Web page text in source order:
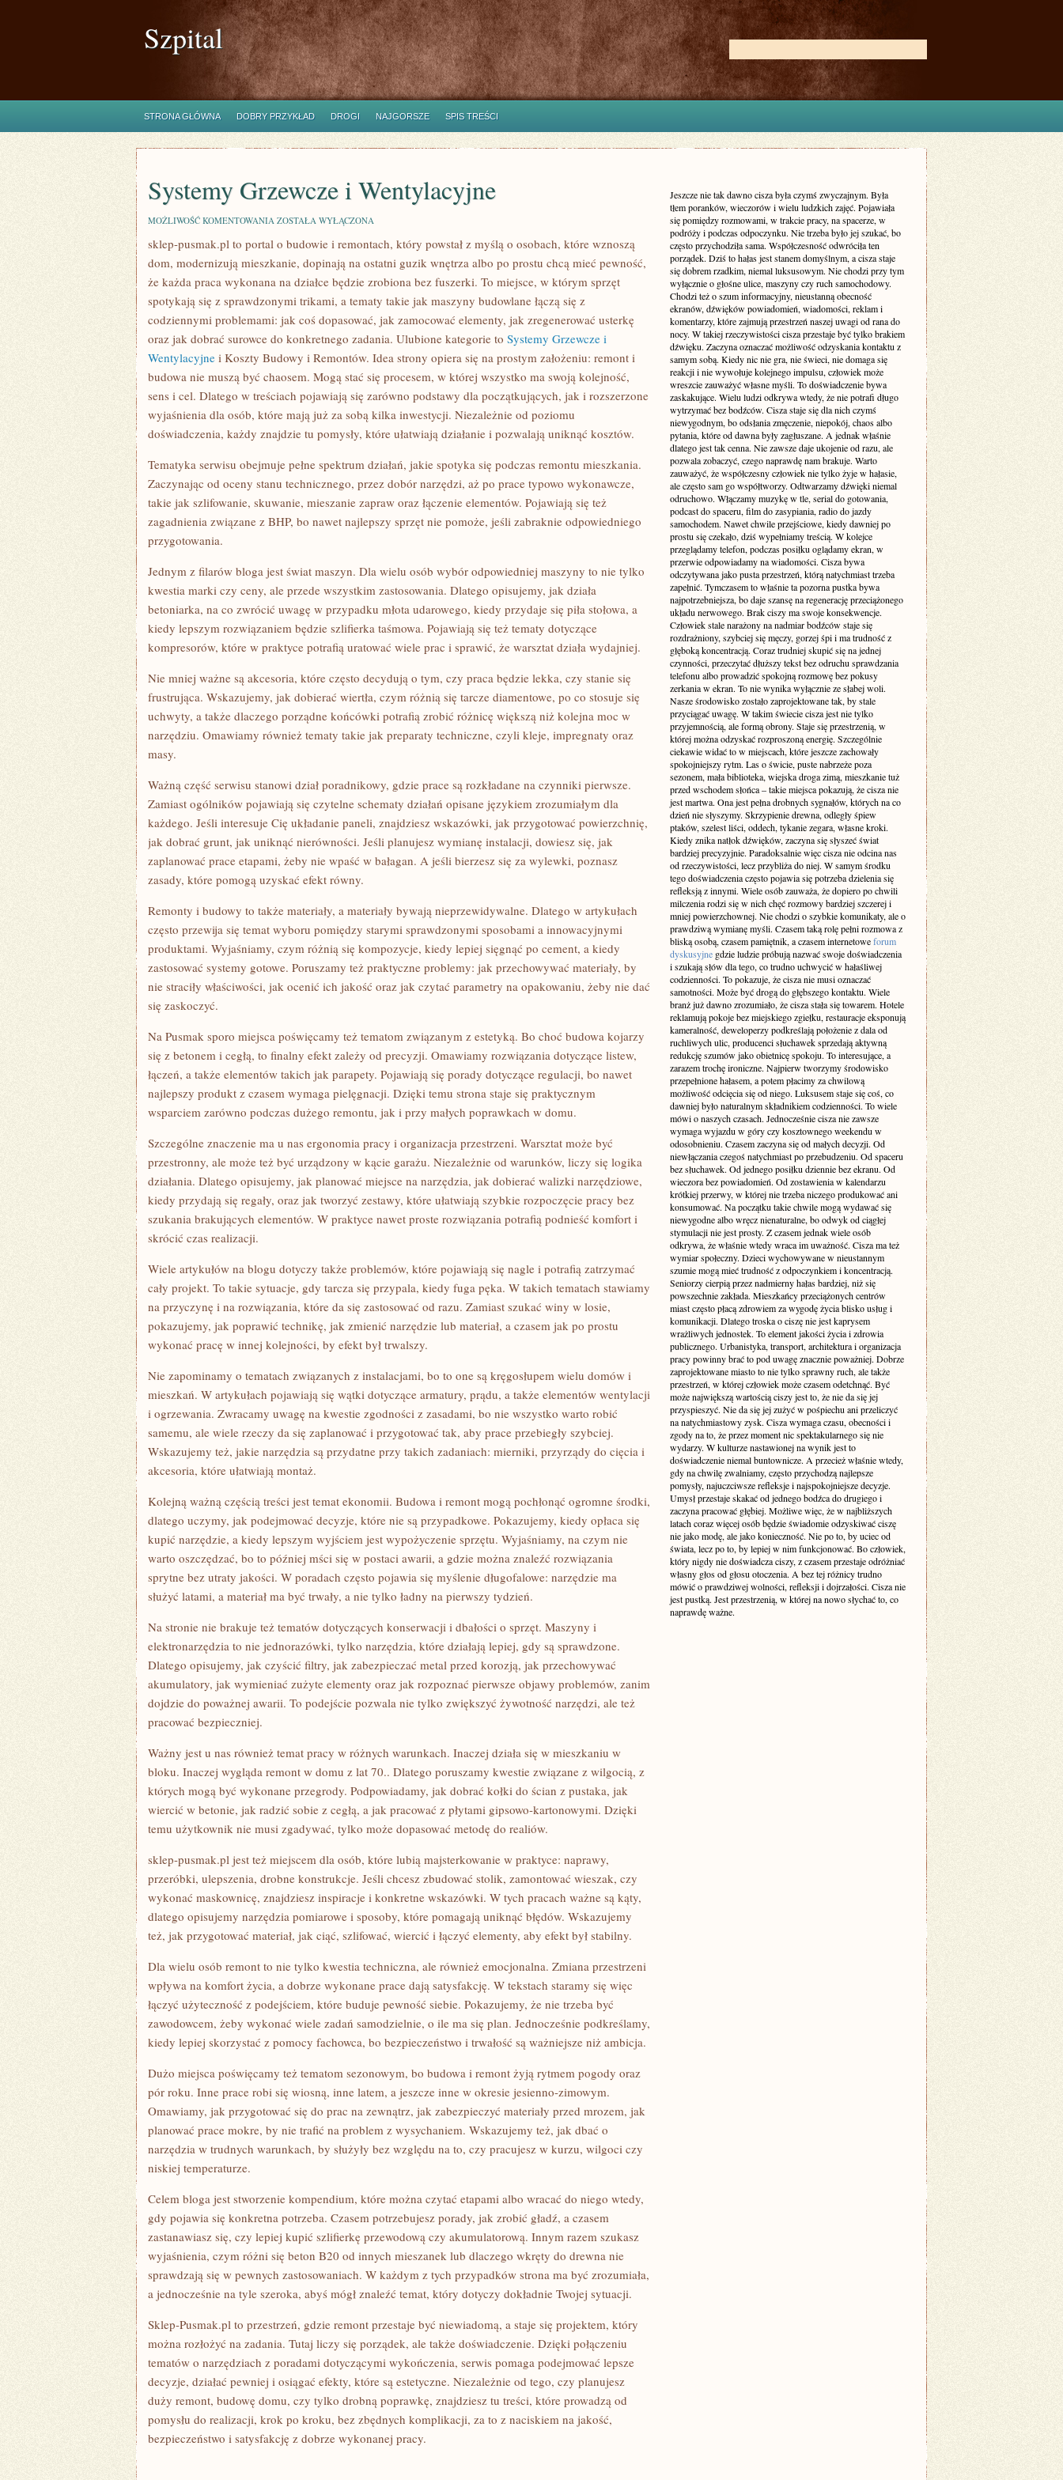
Szpital
STRONA GŁÓWNA DOBRY PRZYKŁAD DROGI NAJGORSZE SPIS TREŚCI
Systemy Grzewcze i Wentylacyjne
MOŻLIWOŚĆ KOMENTOWANIA SYSTEMY
I
ZOSTAŁA WYŁĄCZONA
sklep-pusmak.pl to portal o budowie i remontach, który powstał z myślą o osobach, które wznoszą
dom, modernizują mieszkanie, dopinają na ostatni guzik wnętrza albo po prostu chcą mieć pewność,
że każda praca wykonana na działce będzie zrobiona bez fuszerki. To miejsce, w którym sprzęt
spotykają się z sprawdzonymi trikami, a tematy takie jak maszyny budowlane łączą się z
codziennymi problemami: jak coś dopasować, jak zamocować elementy, jak zregenerować usterkę
oraz jak dobrać surowce do konkretnego zadania. Ulubione kategorie to Systemy Grzewcze i
Wentylacyjne i Koszty Budowy i Remontów. Idea strony opiera się na prostym założeniu: remont i
budowa nie muszą być chaosem. Mogą stać się procesem, w której wszystko ma swoją kolejność,
sens i cel. Dlatego w treściach pojawiają się zarówno podstawy dla początkujących, jak i rozszerzone
wyjaśnienia dla osób, które mają już za sobą kilka inwestycji. Niezależnie od poziomu
doświadczenia, każdy znajdzie tu pomysły, które ułatwiają działanie i pozwalają uniknąć kosztów.
Tematyka serwisu obejmuje pełne spektrum działań, jakie spotyka się podczas remontu mieszkania.
Zaczynając od oceny stanu technicznego, przez dobór narzędzi, aż po prace typowo wykonawcze,
takie jak szlifowanie, skuwanie, mieszanie zapraw oraz łączenie elementów. Pojawiają się też
zagadnienia związane z BHP, bo nawet najlepszy sprzęt nie pomoże, jeśli zabraknie odpowiedniego
przygotowania.
Jednym z filarów bloga jest świat maszyn. Dla wielu osób wybór odpowiedniej maszyny to nie tylko
kwestia marki czy ceny, ale przede wszystkim zastosowania. Dlatego opisujemy, jak działa
betoniarka, na co zwrócić uwagę w przypadku młota udarowego, kiedy przydaje się piła stołowa, a
kiedy lepszym rozwiązaniem będzie szlifierka taśmowa. Pojawiają się też tematy dotyczące
kompresorów, które w praktyce potrafią uratować wiele prac i sprawić, że warsztat działa wydajniej.
Nie mniej ważne są akcesoria, które często decydują o tym, czy praca będzie lekka, czy stanie się
frustrująca. Wskazujemy, jak dobierać wiertła, czym różnią się tarcze diamentowe, po co stosuje się
uchwyty, a także dlaczego porządne końcówki potrafią zrobić różnicę większą niż kolejna moc w
narzędziu. Omawiamy również tematy takie jak preparaty techniczne, czyli kleje, impregnaty oraz
masy.
Ważną część serwisu stanowi dział poradnikowy, gdzie prace są rozkładane na czynniki pierwsze.
Zamiast ogólników pojawiają się czytelne schematy działań opisane językiem zrozumiałym dla
każdego. Jeśli interesuje Cię układanie paneli, znajdziesz wskazówki, jak przygotować powierzchnię,
jak dobrać grunt, jak uniknąć nierówności. Jeśli planujesz wymianę instalacji, dowiesz się, jak
zaplanować prace etapami, żeby nie wpaść w bałagan. A jeśli bierzesz się za wylewki, poznasz
zasady, które pomogą uzyskać efekt równy.
Remonty i budowy to także materiały, a materiały bywają nieprzewidywalne. Dlatego w artykułach
często przewija się temat wyboru pomiędzy starymi sprawdzonymi sposobami a innowacyjnymi
produktami. Wyjaśniamy, czym różnią się kompozycje, kiedy lepiej sięgnąć po cement, a kiedy
zastosować systemy gotowe. Poruszamy też praktyczne problemy: jak przechowywać materiały, by
nie straciły właściwości, jak ocenić ich jakość oraz jak czytać parametry na opakowaniu, żeby nie dać
się zaskoczyć.
Na Pusmak sporo miejsca poświęcamy też tematom związanym z estetyką. Bo choć budowa kojarzy
się z betonem i cegłą, to finalny efekt zależy od precyzji. Omawiamy rozwiązania dotyczące listew,
łączeń, a także elementów takich jak parapety. Pojawiają się porady dotyczące regulacji, bo nawet
najlepszy produkt z czasem wymaga pielęgnacji. Dzięki temu strona staje się praktycznym
wsparciem zarówno podczas dużego remontu, jak i przy małych poprawkach w domu.
Szczególne znaczenie ma u nas ergonomia pracy i organizacja przestrzeni. Warsztat może być
przestronny, ale może też być urządzony w kącie garażu. Niezależnie od warunków, liczy się logika
działania. Dlatego opisujemy, jak planować miejsce na narzędzia, jak dobierać walizki narzędziowe,
kiedy przydają się regały, oraz jak tworzyć zestawy, które ułatwiają szybkie rozpoczęcie pracy bez
szukania brakujących elementów. W praktyce nawet proste rozwiązania potrafią podnieść komfort i
skrócić czas realizacji.
Wiele artykułów na blogu dotyczy także problemów, które pojawiają się nagle i potrafią zatrzymać
cały projekt. To takie sytuacje, gdy tarcza się przypala, kiedy fuga pęka. W takich tematach stawiamy
na przyczynę i na rozwiązania, które da się zastosować od razu. Zamiast szukać winy w losie,
pokazujemy, jak poprawić technikę, jak zmienić narzędzie lub materiał, a czasem jak po prostu
wykonać pracę w innej kolejności, by efekt był trwalszy.
Nie zapominamy o tematach związanych z instalacjami, bo to one są kręgosłupem wielu domów i
mieszkań. W artykułach pojawiają się wątki dotyczące armatury, prądu, a także elementów wentylacji
i ogrzewania. Zwracamy uwagę na kwestie zgodności z zasadami, bo nie wszystko warto robić
samemu, ale wiele rzeczy da się zaplanować i przygotować tak, aby prace przebiegły szybciej.
Wskazujemy też, jakie narzędzia są przydatne przy takich zadaniach: mierniki, przyrządy do cięcia i
akcesoria, które ułatwiają montaż.
Kolejną ważną częścią treści jest temat ekonomii. Budowa i remont mogą pochłonąć ogromne środki,
dlatego uczymy, jak podejmować decyzje, które nie są przypadkowe. Pokazujemy, kiedy opłaca się
kupić narzędzie, a kiedy lepszym wyjściem jest wypożyczenie sprzętu. Wyjaśniamy, na czym nie
warto oszczędzać, bo to później mści się w postaci awarii, a gdzie można znaleźć rozwiązania
sprytne bez utraty jakości. W poradach często pojawia się myślenie długofalowe: narzędzie ma
służyć latami, a materiał ma być trwały, a nie tylko ładny na pierwszy tydzień.
Na stronie nie brakuje też tematów dotyczących konserwacji i dbałości o sprzęt. Maszyny i
elektronarzędzia to nie jednorazówki, tylko narzędzia, które działają lepiej, gdy są sprawdzone.
Dlatego opisujemy, jak czyścić filtry, jak zabezpieczać metal przed korozją, jak przechowywać
akumulatory, jak wymieniać zużyte elementy oraz jak rozpoznać pierwsze objawy problemów, zanim
dojdzie do poważnej awarii. To podejście pozwala nie tylko zwiększyć żywotność narzędzi, ale też
pracować bezpieczniej.
Ważny jest u nas również temat pracy w różnych warunkach. Inaczej działa się w mieszkaniu w
bloku. Inaczej wygląda remont w domu z lat 70.. Dlatego poruszamy kwestie związane z wilgocią, z
których mogą być wykonane przegrody. Podpowiadamy, jak dobrać kołki do ścian z pustaka, jak
wiercić w betonie, jak radzić sobie z cegłą, a jak pracować z płytami gipsowo-kartonowymi. Dzięki
temu użytkownik nie musi zgadywać, tylko może dopasować metodę do realiów.
sklep-pusmak.pl jest też miejscem dla osób, które lubią majsterkowanie w praktyce: naprawy,
przeróbki, ulepszenia, drobne konstrukcje. Jeśli chcesz zbudować stolik, zamontować wieszak, czy
wykonać maskownicę, znajdziesz inspiracje i konkretne wskazówki. W tych pracach ważne są kąty,
dlatego opisujemy narzędzia pomiarowe i sposoby, które pomagają uniknąć błędów. Wskazujemy
też, jak przygotować materiał, jak ciąć, szlifować, wiercić i łączyć elementy, aby efekt był stabilny.
Dla wielu osób remont to nie tylko kwestia techniczna, ale również emocjonalna. Zmiana przestrzeni
wpływa na komfort życia, a dobrze wykonane prace dają satysfakcję. W tekstach staramy się więc
łączyć użyteczność z podejściem, które buduje pewność siebie. Pokazujemy, że nie trzeba być
zawodowcem, żeby wykonać wiele zadań samodzielnie, o ile ma się plan. Jednocześnie podkreślamy,
kiedy lepiej skorzystać z pomocy fachowca, bo bezpieczeństwo i trwałość są ważniejsze niż ambicja.
Dużo miejsca poświęcamy też tematom sezonowym, bo budowa i remont żyją rytmem pogody oraz
pór roku. Inne prace robi się wiosną, inne latem, a jeszcze inne w okresie jesienno-zimowym.
Omawiamy, jak przygotować się do prac na zewnątrz, jak zabezpieczyć materiały przed mrozem, jak
planować prace mokre, by nie trafić na problem z wysychaniem. Wskazujemy też, jak dbać o
narzędzia w trudnych warunkach, by służyły bez względu na to, czy pracujesz w kurzu, wilgoci czy
niskiej temperaturze.
Celem bloga jest stworzenie kompendium, które można czytać etapami albo wracać do niego wtedy,
gdy pojawia się konkretna potrzeba. Czasem potrzebujesz porady, jak zrobić gładź, a czasem
zastanawiasz się, czy lepiej kupić szlifierkę przewodową czy akumulatorową. Innym razem szukasz
wyjaśnienia, czym różni się beton B20 od innych mieszanek lub dlaczego wkręty do drewna nie
sprawdzają się w pewnych zastosowaniach. W każdym z tych przypadków strona ma być zrozumiała,
a jednocześnie na tyle szeroka, abyś mógł znaleźć temat, który dotyczy dokładnie Twojej sytuacji.
Sklep-Pusmak.pl to przestrzeń, gdzie remont przestaje być niewiadomą, a staje się projektem, który
można rozłożyć na zadania. Tutaj liczy się porządek, ale także doświadczenie. Dzięki połączeniu
tematów o narzędziach z poradami dotyczącymi wykończenia, serwis pomaga podejmować lepsze
decyzje, działać pewniej i osiągać efekty, które są estetyczne. Niezależnie od tego, czy planujesz
duży remont, budowę domu, czy tylko drobną poprawkę, znajdziesz tu treści, które prowadzą od
pomysłu do realizacji, krok po kroku, bez zbędnych komplikacji, za to z naciskiem na jakość,
bezpieczeństwo i satysfakcję z dobrze wykonanej pracy.
Jeszcze nie tak dawno cisza była czymś zwyczajnym. Była
tłem poranków, wieczorów i wielu ludzkich zajęć. Pojawiała
się pomiędzy rozmowami, w trakcie pracy, na spacerze, w
podróży i podczas odpoczynku. Nie trzeba było jej szukać, bo
często przychodziła sama. Współczesność odwróciła ten
porządek. Dziś to hałas jest stanem domyślnym, a cisza staje
się dobrem rzadkim, niemal luksusowym. Nie chodzi przy tym
wyłącznie o głośne ulice, maszyny czy ruch samochodowy.
Chodzi też o szum informacyjny, nieustanną obecność
ekranów, dźwięków powiadomień, wiadomości, reklam i
komentarzy, które zajmują przestrzeń naszej uwagi od rana do
nocy. W takiej rzeczywistości cisza przestaje być tylko brakiem
dźwięku. Zaczyna oznaczać możliwość odzyskania kontaktu z
samym sobą. Kiedy nic nie gra, nie świeci, nie domaga się
reakcji i nie wywołuje kolejnego impulsu, człowiek może
wreszcie zauważyć własne myśli. To doświadczenie bywa
zaskakujące. Wielu ludzi odkrywa wtedy, że nie potrafi długo
wytrzymać bez bodźców. Cisza staje się dla nich czymś
niewygodnym, bo odsłania zmęczenie, niepokój, chaos albo
pytania, które od dawna były zagłuszane. A jednak właśnie
dlatego jest tak cenna. Nie zawsze daje ukojenie od razu, ale
pozwala zobaczyć, czego naprawdę nam brakuje. Warto
zauważyć, że współczesny człowiek nie tylko żyje w hałasie,
ale często sam go współtworzy. Odtwarzamy dźwięki niemal
odruchowo. Włączamy muzykę w tle, serial do gotowania,
podcast do spaceru, film do zasypiania, radio do jazdy
samochodem. Nawet chwile przejściowe, kiedy dawniej po
prostu się czekało, dziś wypełniamy treścią. W kolejce
przeglądamy telefon, podczas posiłku oglądamy ekran, w
przerwie odpowiadamy na wiadomości. Cisza bywa
odczytywana jako pusta przestrzeń, którą natychmiast trzeba
zapełnić. Tymczasem to właśnie ta pozorna pustka bywa
najpotrzebniejsza, bo daje szansę na regenerację przeciążonego
układu nerwowego. Brak ciszy ma swoje konsekwencje.
Człowiek stale narażony na nadmiar bodźców staje się
rozdrażniony, szybciej się męczy, gorzej śpi i ma trudność z
głęboką koncentracją. Coraz trudniej skupić się na jednej
czynności, przeczytać dłuższy tekst bez odruchu sprawdzania
telefonu albo prowadzić spokojną rozmowę bez pokusy
zerkania w ekran. To nie wynika wyłącznie ze słabej woli.
Nasze środowisko zostało zaprojektowane tak, by stale
przyciągać uwagę. W takim świecie cisza jest nie tylko
przyjemnością, ale formą obrony. Staje się przestrzenią, w
której można odzyskać rozproszoną energię. Szczególnie
ciekawie widać to w miejscach, które jeszcze zachowały
spokojniejszy rytm. Las o świcie, puste nabrzeże poza
sezonem, mała biblioteka, wiejska droga zimą, mieszkanie tuż
przed wschodem słońca – takie miejsca pokazują, że cisza nie
jest martwa. Ona jest pełna drobnych sygnałów, których na co
dzień nie słyszymy. Skrzypienie drewna, odległy śpiew
ptaków, szelest liści, oddech, tykanie zegara, własne kroki.
Kiedy znika natłok dźwięków, zaczyna się słyszeć świat
bardziej precyzyjnie. Paradoksalnie więc cisza nie odcina nas
od rzeczywistości, lecz przybliża do niej. W samym środku
tego doświadczenia często pojawia się potrzeba dzielenia się
refleksją z innymi. Wiele osób zauważa, że dopiero po chwili
milczenia rodzi się w nich chęć rozmowy bardziej szczerej i
mniej powierzchownej. Nie chodzi o szybkie komunikaty, ale o
prawdziwą wymianę myśli. Czasem taką rolę pełni rozmowa z
bliską osobą, czasem pamiętnik, a czasem internetoweforum
dyskusyjne gdzie ludzie próbują nazwać swoje doświadczenia
i szukają słów dla tego, co trudno uchwycić w hałaśliwej
codzienności. To pokazuje, że cisza nie musi oznaczać
samotności. Może być drogą do głębszego kontaktu. Wiele
branż już dawno zrozumiało, że cisza stała się towarem. Hotele
reklamują pokoje bez miejskiego zgiełku, restauracje eksponują
kameralność, deweloperzy podkreślają położenie z dala od
ruchliwych ulic, producenci słuchawek sprzedają aktywną
redukcję szumów jako obietnicę spokoju. To interesujące, a
zarazem trochę ironiczne. Najpierw tworzymy środowisko
przepełnione hałasem, a potem płacimy za chwilową
możliwość odcięcia się od niego. Luksusem staje się coś, co
dawniej było naturalnym składnikiem codzienności. To wiele
mówi o naszych czasach. Jednocześnie cisza nie zawsze
wymaga wyjazdu w góry czy kosztownego weekendu w
odosobnieniu. Czasem zaczyna się od małych decyzji. Od
niewłączania czegoś natychmiast po przebudzeniu. Od spaceru
bez słuchawek. Od jednego posiłku dziennie bez ekranu. Od
wieczora bez powiadomień. Od zostawienia w kalendarzu
krótkiej przerwy, w której nie trzeba niczego produkować ani
konsumować. Na początku takie chwile mogą wydawać się
niewygodne albo wręcz nienaturalne, bo odwyk od ciągłej
stymulacji nie jest prosty. Z czasem jednak wiele osób
odkrywa, że właśnie wtedy wraca im uważność. Cisza ma też
wymiar społeczny. Dzieci wychowywane w nieustannym
szumie mogą mieć trudność z odpoczynkiem i koncentracją.
Seniorzy cierpią przez nadmierny hałas bardziej, niż się
powszechnie zakłada. Mieszkańcy przeciążonych centrów
miast często płacą zdrowiem za wygodę życia blisko usług i
komunikacji. Dlatego troska o ciszę nie jest kaprysem
wrażliwych jednostek. To element jakości życia i zdrowia
publicznego. Urbanistyka, transport, architektura i organizacja
pracy powinny brać to pod uwagę znacznie poważniej. Dobrze
zaprojektowane miasto to nie tylko sprawny ruch, ale także
przestrzeń, w której człowiek może czasem odetchnąć. Być
może największą wartością ciszy jest to, że nie da się jej
przyspieszyć. Nie da się jej zużyć w pośpiechu ani przeliczyć
na natychmiastowy zysk. Cisza wymaga czasu, obecności i
zgody na to, że przez moment nic spektakularnego się nie
wydarzy. W kulturze nastawionej na wynik jest to
doświadczenie niemal buntownicze. A przecież właśnie wtedy,
gdy na chwilę zwalniamy, często przychodzą najlepsze
pomysły, najuczciwsze refleksje i najspokojniejsze decyzje.
Umysł przestaje skakać od jednego bodźca do drugiego i
zaczyna pracować głębiej. Możliwe więc, że w najbliższych
latach coraz więcej osób będzie świadomie odzyskiwać ciszę
nie jako modę, ale jako konieczność. Nie po to, by uciec od
świata, lecz po to, by lepiej w nim funkcjonować. Bo człowiek,
który nigdy nie doświadcza ciszy, z czasem przestaje odróżniać
własny głos od głosu otoczenia. A bez tej różnicy trudno
mówić o prawdziwej wolności, refleksji i dojrzałości. Cisza nie
jest pustką. Jest przestrzenią, w której na nowo słychać to, co
naprawdę ważne.